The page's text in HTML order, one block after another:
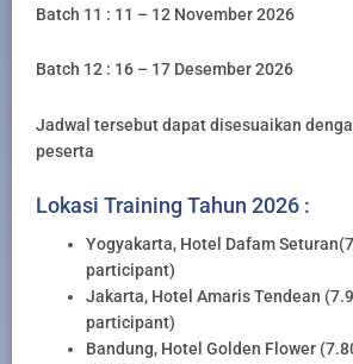
Batch 11 : 11 – 12 November 2026
Batch 12 : 16 – 17 Desember 2026
Jadwal tersebut dapat disesuaikan
peserta
Lokasi Training Tahun 2026 :
Yogyakarta, Hotel Dafam
participant)
Jakarta, Hotel Amaris Tendean
participant)
Bandung, Hotel Golden Flower